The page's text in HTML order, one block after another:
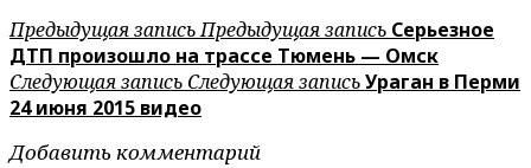
Предыдущая записьПредыдущая запись Серьезное
ДТП произошло на трассе Тюмень — Омск
Следующая запись Следующая записьУраган в Перми
24 июня 2015 видео
Добавить комментарий